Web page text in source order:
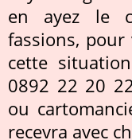
en ayez le
fassions,
cette
0892 22 20
ou
recevra avec